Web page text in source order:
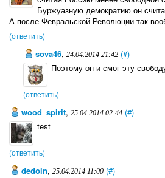
Буржуазную демократию он
А после Февральской Революции так
(ответить)
sova46, 24.04.2014 21:42 (#)
Поэтому он и смог эту
(ответить)
wood_spirit, 25.04.2014 02:44 (#)
test
(ответить)
dedoln, 25.04.2014 11:00 (#)